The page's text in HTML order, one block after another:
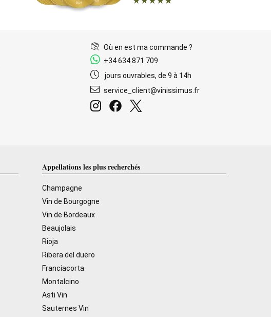
Où en est ma commande ?
+34 634 871 709
jours ouvrables, de 9 à 14h
service_client@vinissimus.fr
Appellations les plus recherchés
Champagne
Vin de Bourgogne
Vin de Bordeaux
Beaujolais
Rioja
Ribera del duero
Franciacorta
Montalcino
Asti Vin
Sauternes Vin